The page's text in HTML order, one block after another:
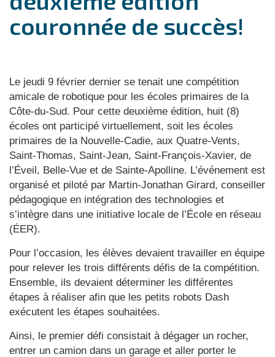
couronnée de succès!
Le jeudi 9 février dernier se tenait une compétition
amicale de robotique pour les écoles primaires de la
Côte-du-Sud. Pour cette deuxième édition, huit (8)
écoles ont participé virtuellement, soit les écoles
primaires de la Nouvelle-Cadie, aux Quatre-Vents,
Saint-Thomas, Saint-Jean, Saint-François-Xavier, de
l’Éveil, Belle-Vue et de Sainte-Apolline. L’événement est
organisé et piloté par Martin-Jonathan Girard, conseiller
pédagogique en intégration des technologies et
s’intègre dans une initiative locale de l’École en réseau
(ÉER).
Pour l’occasion, les élèves devaient travailler en équipe
pour relever les trois différents défis de la compétition.
Ensemble, ils devaient déterminer les différentes
étapes à réaliser afin que les petits robots Dash
exécutent les étapes souhaitées.
Ainsi, le premier défi consistait à dégager un rocher,
entrer un camion dans un garage et aller porter le